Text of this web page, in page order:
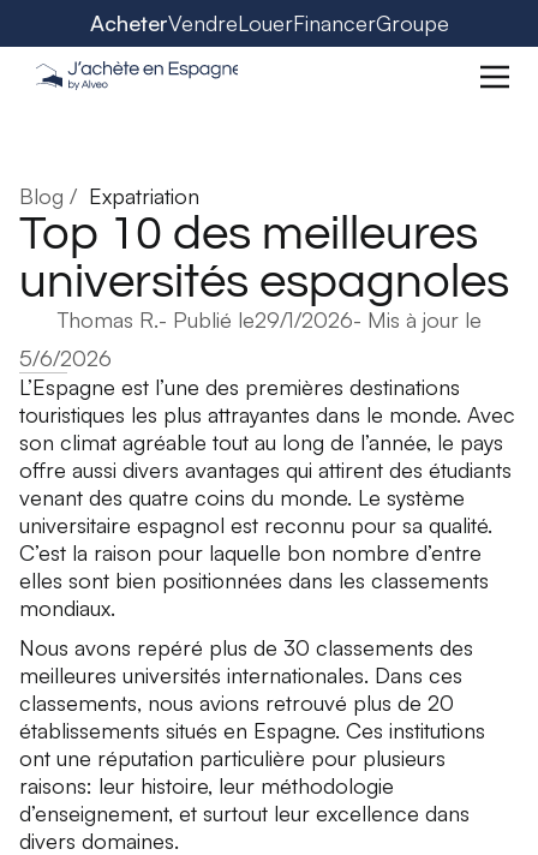
AcheterVendreLouerFinancerGroupe
Blog / Expatriation
Top 10 des meilleures
universités espagnoles
Thomas R.- Publié le29/1/2026- Mis à jour le
5/6/2026
L’Espagne est l’une des premières destinations
touristiques les plus attrayantes dans le monde. Avec
son climat agréable tout au long de l’année, le pays
offre aussi divers avantages qui attirent des étudiants
venant des quatre coins du monde. Le système
universitaire espagnol est reconnu pour sa qualité.
C’est la raison pour laquelle bon nombre d’entre
elles sont bien positionnées dans les classements
mondiaux.
Nous avons repéré plus de 30 classements des
meilleures universités internationales. Dans ces
classements, nous avions retrouvé plus de 20
établissements situés en Espagne. Ces institutions
ont une réputation particulière pour plusieurs
raisons: leur histoire, leur méthodologie
d’enseignement, et surtout leur excellence dans
divers domaines.